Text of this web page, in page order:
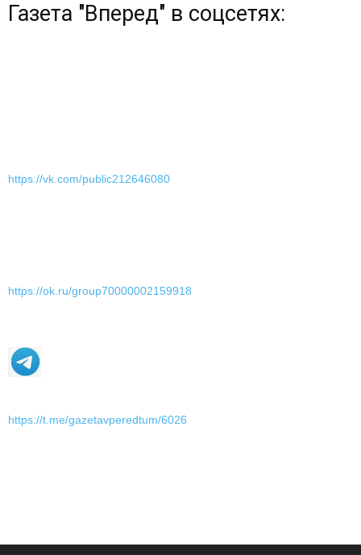
Газета "Вперед" в соцсетях:
https://vk.com/public212646080
https://ok.ru/group70000002159918
https://t.me/gazetavperedtum/6026